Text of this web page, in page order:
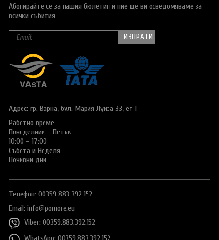
Абонирайте се за нашия бюлетин и ние ще ви осведомяваме за
всички събития
Адрес: гр. Варна, бул. Мария Луиза 33, ет 1
Работно време
Понеделник – Петък
10:00 – 17:00
Събота и Неделя
Почивни дни
Телефон: 00359 883 392 152
Email: info@pomore.eu
Viber: 00359.883.392.152
WhatsApp: 00359.883.392.152